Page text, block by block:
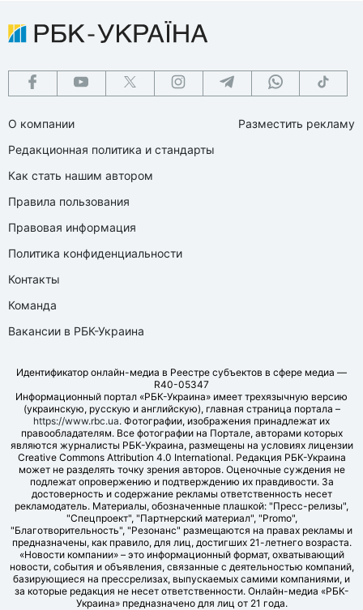
О компании
Редакционная политика и стандарты
Как стать нашим автором
Правила пользования
Правовая информация
Политика конфиденциальности
Контакты
Команда
Вакансии в РБК-Украина
Разместить рекламу
Идентификатор онлайн-медиа в Реестре субъектов в сфере медиа —
R40-05347
Информационный портал «РБК-Украина» имеет трехязычную версию
(украинскую, русскую и английскую), главная страница портала –
https://www.rbc.ua. Фотографии, изображения принадлежат их
правообладателям. Все фотографии на Портале, авторами которых
являются журналисты РБК-Украина, размещены на условиях лицензии
Creative Commons Attribution 4.0 International. Редакция РБК-Украина
может не разделять точку зрения авторов. Оценочные суждения не
подлежат опровержению и подтверждению их правдивости. За
достоверность и содержание рекламы ответственность несет
рекламодатель. Материалы, обозначенные плашкой: "Пресс-релизы",
"Спецпроект", "Партнерский материал", "Promo",
"Благотворительность", "Резонанс" размещаются на правах рекламы и
предназначены, как правило, для лиц, достигших 21-летнего возраста.
«Новости компании» – это информационный формат, охватывающий
новости, события и объявления, связанные с деятельностью компаний,
базирующиеся на прессрелизах, выпускаемых самими компаниями, и
за которые редакция не несет ответственности. Онлайн-медиа «РБК-
Украина» предназначено для лиц от 21 года.